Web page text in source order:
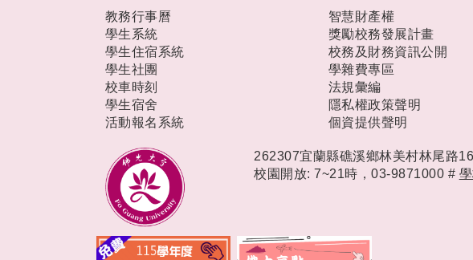
教務行事曆
學生系統
學生住宿系統
學生社團
校車時刻
學生宿舍
活動報名系統
智慧財產權
獎勵校務發展計畫
校務及財務資訊公開
學雜費專區
法規彙編
隱私權政策聲明
個資提供聲明
262307宜蘭縣礁溪鄉林美村林尾路
校園開放: 7~21時，03-9871000 #